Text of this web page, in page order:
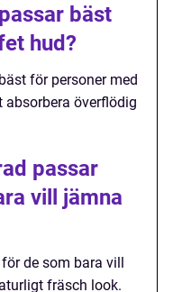
bäst
hud?
för personer med
överflödig
passar
vill jämna
de som bara vill
fräsch look.